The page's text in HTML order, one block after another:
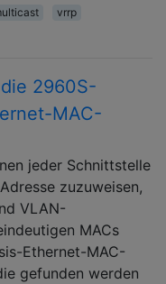
vrrp
2960S-
MAC-
jeder Schnittstelle
zuzuweisen,
VLAN-
MACs
Ethernet-MAC-
gefunden werden